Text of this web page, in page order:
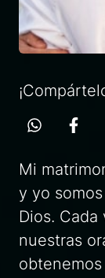
Mi
y yo
Dios.
nuestras